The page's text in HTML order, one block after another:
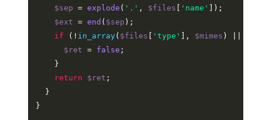
$sep = explode ( '.' , $files 'name'
]);
$ext = end ( $sep );
if (! in_array( $files 'type' ], $mimes ) || !
$ret = false ;
    }
return
$ret ;
  }